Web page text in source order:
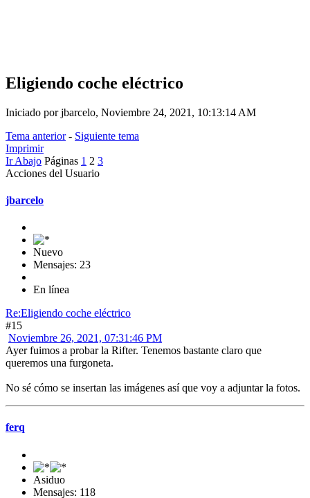
Eligiendo coche eléctrico
Iniciado por jbarcelo, Noviembre 24, 2021, 10:13:14 AM
Tema anterior- Siguiente tema
Imprimir
Ir Abajo Páginas 1 2 3
Acciones del Usuario
jbarcelo
Nuevo
Mensajes: 23
En línea
Re:Eligiendo coche eléctrico
#15
Noviembre 26, 2021, 07:31:46 PM
Ayer fuimos a probar la Rifter. Tenemos bastante claro que
queremos una furgoneta.
No sé cómo se insertan las imágenes así que voy a adjuntar la fotos.
ferq
Asiduo
Mensajes: 118